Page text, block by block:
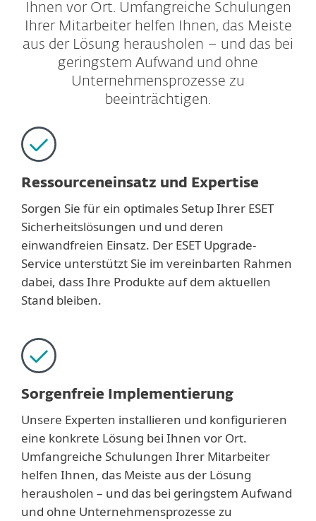
Ihnen vor Ort. Umfangreiche Schulungen
Ihrer Mitarbeiter helfen Ihnen, das Meiste
aus der Lösung herausholen – und das bei
geringstem Aufwand und ohne
Unternehmensprozesse zu
beeinträchtigen.
Ressourceneinsatz und Expertise
Sorgen Sie für ein optimales Setup Ihrer ESET
Sicherheitslösungen und und deren
einwandfreien Einsatz. Der ESET Upgrade-
Service unterstützt Sie im vereinbarten Rahmen
dabei, dass Ihre Produkte auf dem aktuellen
Stand bleiben.
Sorgenfreie Implementierung
Unsere Experten installieren und konfigurieren
eine konkrete Lösung bei Ihnen vor Ort.
Umfangreiche Schulungen Ihrer Mitarbeiter
helfen Ihnen, das Meiste aus der Lösung
herausholen – und das bei geringstem Aufwand
und ohne Unternehmensprozesse zu